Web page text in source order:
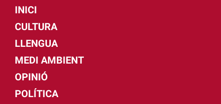
INICI
CULTURA
LLENGUA
MEDI AMBIENT
OPINIÓ
POLÍTICA